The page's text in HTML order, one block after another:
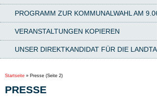
PROGRAMM ZUR KOMMUNALWAHL AM
VERANSTALTUNGEN KOPIEREN
UNSER DIREKTKANDIDAT FÜR DIE
Startseite » Presse (Seite 2)
PRESSE